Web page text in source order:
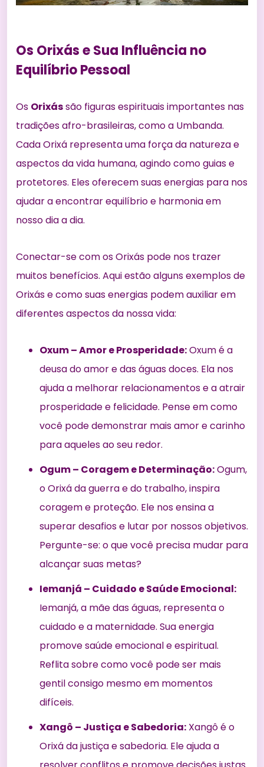
Os Orixás e Sua Influência no
Equilíbrio Pessoal
Os Orixássão figuras espirituais importantes nas
tradições afro-brasileiras, como a Umbanda.
Cada Orixá representa uma força da natureza e
aspectos da vida humana, agindo como guias e
protetores. Eles oferecem suas energias para nos
ajudar aencontrar equilíbrio e harmonia em
nosso dia a dia.
Conectar-se com os Orixás pode nos trazer
muitos benefícios. Aqui estão alguns exemplos de
Orixás e como suas energias podem auxiliar em
diferentes aspectos da nossa vida:
Oxum – Amor e Prosperidade:Oxum é a
deusa do amor e das águas doces. Ela nos
ajuda a melhorar relacionamentos e a atrair
prosperidade e felicidade. Pense em como
você pode demonstrar mais amor e carinho
para aqueles ao seu redor.
Ogum – Coragem e Determinação:Ogum,
o Orixá da guerra e do trabalho, inspira
coragem e proteção. Ele nos ensina a
superar desafios e lutar por nossos objetivos.
Pergunte-se: o que você precisa mudar para
alcançar suas metas?
Iemanjá – Cuidado e Saúde Emocional:
Iemanjá, a mãe das águas, representa o
cuidado e a maternidade. Sua energia
promove saúde emocional e espiritual.
Reflita sobre como você pode ser mais
gentil consigo mesmo em momentos
difíceis.
Xangô – Justiça e Sabedoria: Xangô é o
Orixá da justiça e sabedoria. Ele ajuda a